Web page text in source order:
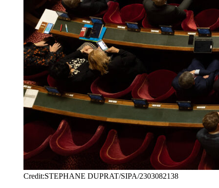
Credit:STEPHANE DUPRAT/SIPA/2303082138